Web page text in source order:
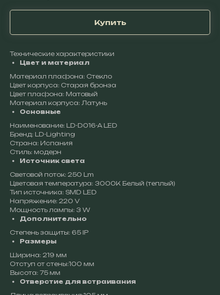
Купить
Технические характеристики
Цвет и материал
Материал плафона: Стекло
Цвет корпуса: Старая бронза
Цвет плафона: Матовый
Материал корпуса: Латунь
Основные
Наименование: LD-D016-A LED
Бренд: LD-Lighting
Страна: Испания
Стиль: модерн
Источник света
Световой поток: 250 Lm
Цветовая температура: 3000К Белый (теплый)
Тип источника: SMD LED
Напряжение: 220 V
Мощность лампы: 3 W
Дополнительно
Степень защиты: 65 IP
Размеры
Ширина: 219 мм
Отступ от стены:100 мм
Высота: 75 мм
Отверстие для встраивания